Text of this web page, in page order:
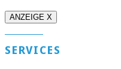
ANZEIGE X
SERVICES